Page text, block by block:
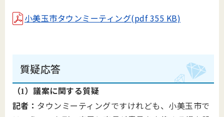
小美玉市タウンミーティング(pdf 355 KB)
質疑応答
（1）議案に関する質疑
記者： タウンミーティングですけれども、小美玉市で